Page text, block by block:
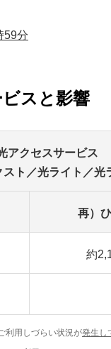
59分
スと影響
アクセスサービス
ト／光ライト／光
再）
約
利用しづらい状況が発生し